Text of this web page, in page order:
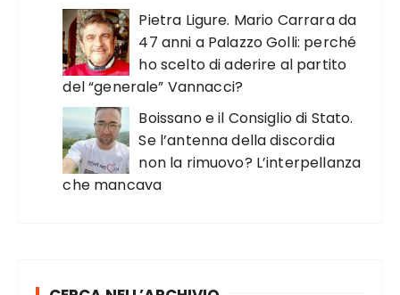
Pietra Ligure. Mario Carrara da
47 anni a Palazzo Golli: perché
ho scelto di aderire al partito
del “generale” Vannacci?
Boissano e il Consiglio di Stato.
Se l’antenna della discordia
non la rimuovo? L’interpellanza
che mancava